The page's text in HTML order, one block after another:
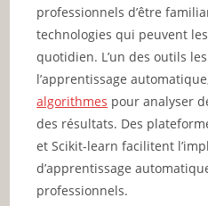
professionnels d’être
technologies qui peuvent
quotidien. L’un des outils
l’apprentissage
algorithmes pour analyser
des résultats. Des
et Scikit-learn facilitent
d’apprentissage
professionnels.